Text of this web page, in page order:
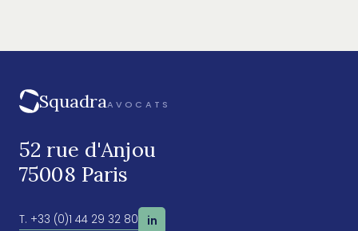
SquadraAVOCATS
52 rue d'Anjou
75008 Paris
T. +33 (0)1 44 29 32 80 in